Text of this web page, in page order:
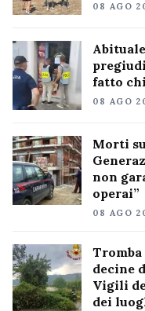
08 AGO
fatto
08 AGO
Morti
non
operai”
08 AGO
decine
Vigili
dei